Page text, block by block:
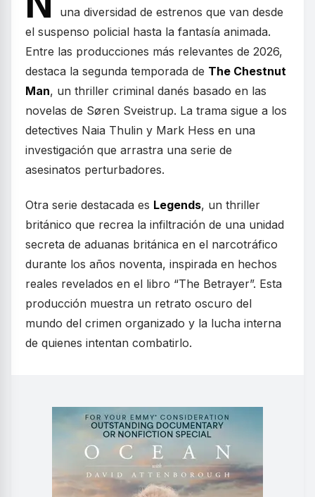
una diversidad de estrenos que van desde
el suspenso policial hasta la fantasía animada.
Entre las producciones más relevantes de 2026,
destaca la segunda temporada de The Chestnut
Man, un thriller criminal danés basado en las
novelas de Søren Sveistrup. La trama sigue a los
detectives Naia Thulin y Mark Hess en una
investigación que arrastra una serie de
asesinatos perturbadores.
Otra serie destacada es Legends, un thriller
británico que recrea la infiltración de una unidad
secreta de aduanas británica en el narcotráfico
durante los años noventa, inspirada en hechos
reales revelados en el libro “The Betrayer”. Esta
producción muestra un retrato oscuro del
mundo del crimen organizado y la lucha interna
de quienes intentan combatirlo.